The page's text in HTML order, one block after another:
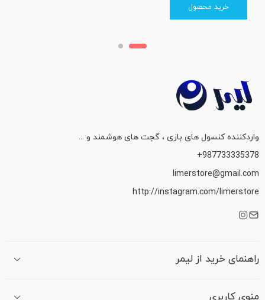
خرید محصول
واردکننده کنسول های بازی ، گجت های هوشمند و ...
987733335378+
limerstore@gmail.com
http://instagram.com/limerstore
راهنمای خرید از لیمر
منوی کاربری